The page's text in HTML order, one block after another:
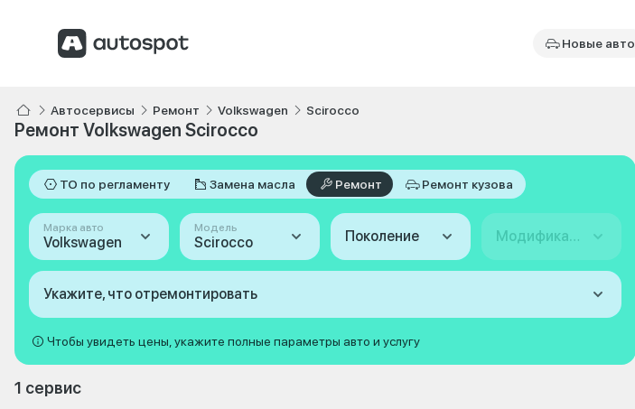
Новые авто
Автосервисы Ремонт Volkswagen Scirocco
Ремонт Volkswagen Scirocco
ТО по регламенту Замена масла Ремонт Ремонт кузова
Марка авто
Volkswagen
Модель
Scirocco Поколение Модификация
Укажите, что отремонтировать
Чтобы увидеть цены, укажите полные параметры авто и услугу
1 сервис